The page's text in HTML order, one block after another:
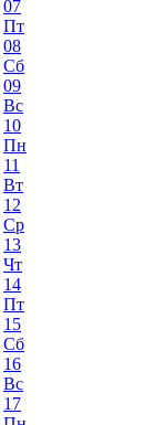
07
Пт
08
Сб
09
Вс
10
Пн
11
Вт
12
Ср
13
Чт
14
Пт
15
Сб
16
Вс
17